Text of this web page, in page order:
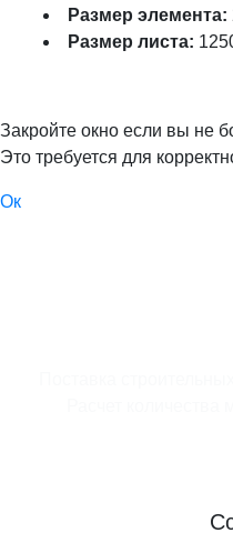
Размер элемента:
Размер листа:
Закройте окно если вы не
Это требуется для
Ок